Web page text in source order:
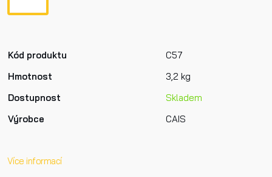
Kód produktu
C57
Hmotnost
3,2 kg
Dostupnost
Skladem
Výrobce
CAIS
Více informací